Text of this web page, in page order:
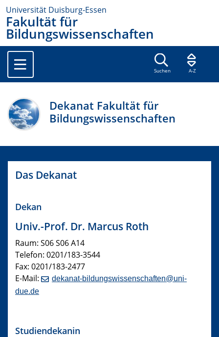
Universität Duisburg-Essen
Fakultät für
Bildungswissenschaften
Suchen A-Z
Dekanat Fakultät für
Bildungswissenschaften
Das Dekanat
​Dekan
Univ.-Prof. Dr. Marcus Roth
Raum: S06 S06 A14
Telefon: 0201/183-3544
Fax: 0201/183-2477
E-Mail:
dekanat-bildungswissenschaften@uni-
due.de
Studiendekanin